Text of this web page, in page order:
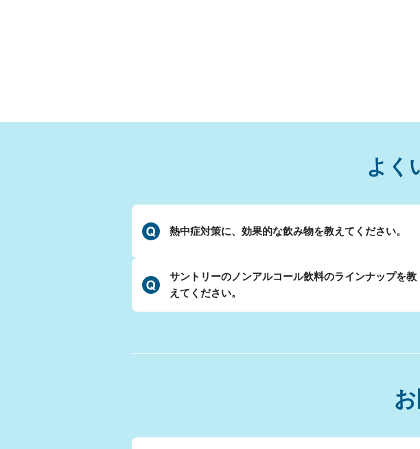
よく
熱中症対策に、効果的な飲み物を教えてください。
サントリーのノンアルコール飲料のラインナップを教
えてください。